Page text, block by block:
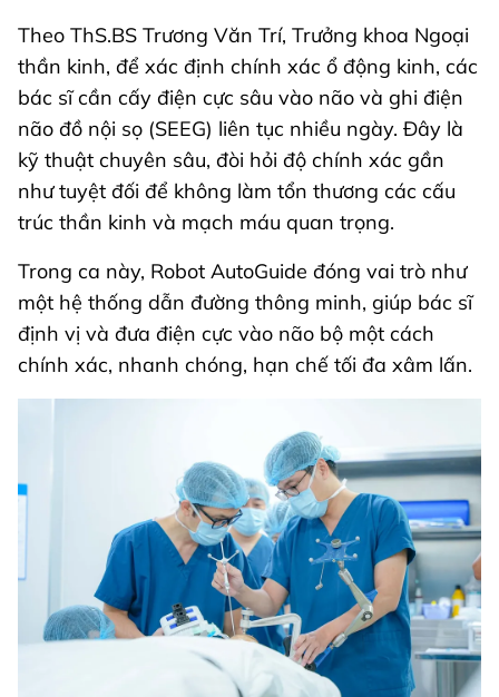
Theo ThS.BS Trương Văn Trí, Trưởng khoa Ngoại
thần kinh, để xác định chính xác ổ động kinh, các
bác sĩ cần cấy điện cực sâu vào não và ghi điện
não đồ nội sọ (SEEG) liên tục nhiều ngày. Đây là
kỹ thuật chuyên sâu, đòi hỏi độ chính xác gần
như tuyệt đối để không làm tổn thương các cấu
trúc thần kinh và mạch máu quan trọng.
Trong ca này, Robot AutoGuide đóng vai trò như
một hệ thống dẫn đường thông minh, giúp bác sĩ
định vị và đưa điện cực vào não bộ một cách
chính xác, nhanh chóng, hạn chế tối đa xâm lấn.